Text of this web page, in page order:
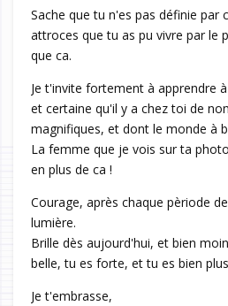
Sache que tu n'es pas définie par
attroces que tu as pu vivre par le
que ca.
Je t'invite fortement à apprendre
et certaine qu'il y a chez toi de
magnifiques, et dont le monde à
La femme que je vois sur ta
en plus de ca !
Courage, après chaque pèriode
lumière.
Brille dès aujourd'hui, et bien
belle, tu es forte, et tu es bien
Je t'embrasse,